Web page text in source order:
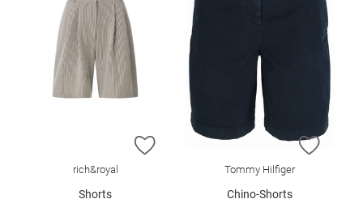
ZUR WUNSCHLISTE HINZUFÜGEN
rich&royal
Shorts
ZUR
Tommy Hilfiger
Chino-Shorts